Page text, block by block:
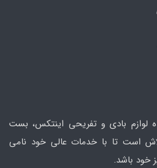
لوازم بادی و تفریحی اینتکس، بست
است تا با خدمات عالی خود نامی
خود باشد.